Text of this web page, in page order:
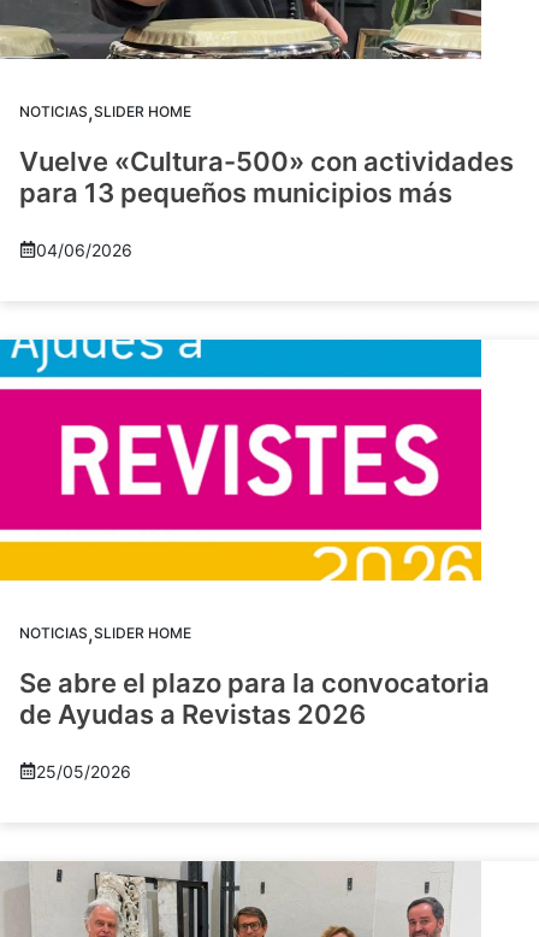
NOTICIAS,SLIDER HOME
Vuelve «Cultura-500» con actividades
para 13 pequeños municipios más
04/06/2026
NOTICIAS,SLIDER HOME
Se abre el plazo para la convocatoria
de Ayudas a Revistas 2026
25/05/2026